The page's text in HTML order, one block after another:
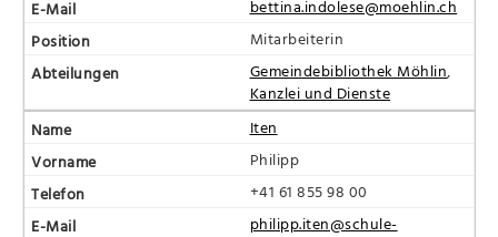
bettina.indolese@moehlin.ch
Mitarbeiterin
Gemeindebibliothek Möhlin,
Kanzlei und Dienste
Iten
Philipp
+41 61 855 98 00
philipp.iten@schule-